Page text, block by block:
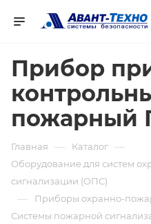
Прибор
пожарный
Главная — Каталог —
Оборудование для систем
сигнализации (ОПС)
— Приборы охранно-
Системы пожарной